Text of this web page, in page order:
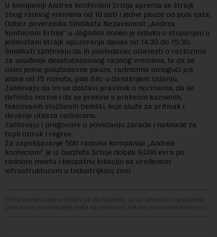
U kompaniji Andrea konfecioni Srbija sprema se štrajk
zbog radnog vremena od 10 sati i jedne pauze od pola sata.
Odbor poverenika Sindikata Nezavisnost „Andrea
konfecioni Srbija“ u Jagodini doneo je odluku o stupanjau u
jednostani štrajk upozorenja danas od 14.30 do 15.30.
Sindikati zahtevaju da ih poslodavac obavesti o razlozima
za uvođenje desetočasovnog radnog vremena, te da se
osim jedne polučasovne pauze, radnicima omogući još
jedna od 15 minuta, piše Blic u današnjem izdanju.
Zahtevaju da im se dostavi pravilnik o normama, da se
definišu norme i da se prekine s praksom kaznenih,
takozvanih službenih beleški, koje služe za pritisak i
davanje otkaza radnicima.
Zahtevaju i pregovore o povećanju zarada i naknade za
topli obrok i regres.
Za zapošljavanje 500 radnika kompanija „Andrea
konfecioni“ je iz budžeta Srbije dobila 9.000 evra po
radnom mestu i bespatnu lokaciju sa uređenom
infrastrukturom u Industrijksoj zoni.
Preuzimanje delova teksta je dozvoljeno, ali uz obavezno navođenje
izvora i uz postavljanje linka ka izvornom tekstu na novaekonomija.rs